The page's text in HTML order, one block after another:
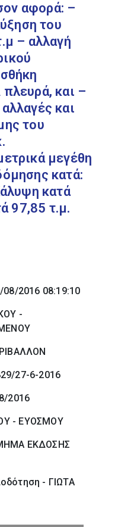
αφορά: –
του
– αλλαγή
και –
και
του
μεγέθη
κατά:
κατά
97,85 τ.μ.
08/2016 08:19:10
-
27-6-2016
2016
- ΕΥΟΣΜΟΥ
ΕΚΔΟΣΗΣ
- ΓΙΩΤΑ